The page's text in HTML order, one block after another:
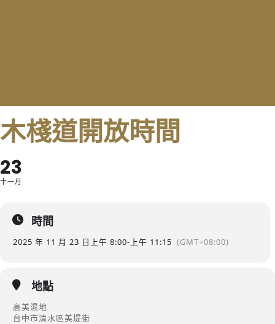
木棧道開放時間
23
十一月
時間
2025 年 11 月 23 日 上午 8:00- 上午 11:15 (GMT+08:00)
地點
高美濕地
台中市清水區美堤街